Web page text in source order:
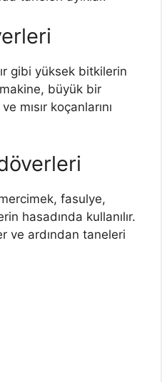
gibi yüksek bitkilerin
makine, büyük bir
mısır koçanlarını
fasulye,
hasadında kullanılır.
ve ardından taneleri